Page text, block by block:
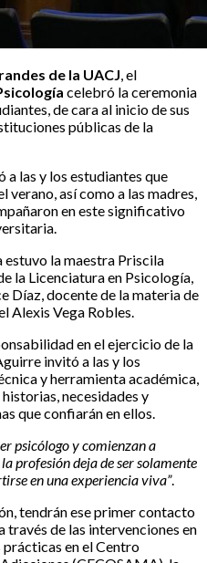
de la UACJ, el
celebró la ceremonia
de cara al inicio de sus
públicas de la
las y los estudiantes que
verano, así como a las madres,
en este significativo
la maestra Priscila
la Licenciatura en Psicología,
Díaz, docente de la materia de
Alexis Vega Robles.
en el ejercicio de la
invitó a las y los
y herramienta académica,
necesidades y
que confiarán en ellos.
psicólogo y comienzan a
profesión deja de ser solamente
en una experiencia viva”.
tendrán ese primer contacto
través de las intervenciones en
prácticas en el Centro